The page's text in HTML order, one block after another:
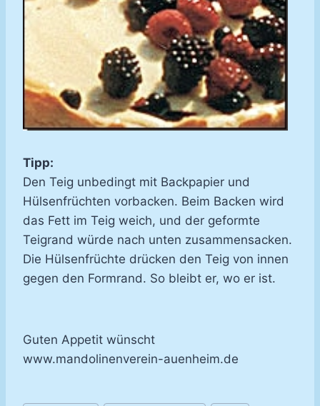
Tipp:
Den Teig unbedingt mit Backpapier und
Hülsenfrüchten vorbacken. Beim Backen wird
das Fett im Teig weich, und der geformte
Teigrand würde nach unten zusammensacken.
Die Hülsenfrüchte drücken den Teig von innen
gegen den Formrand. So bleibt er, wo er ist.
Guten Appetit wünscht
www.mandolinenverein-auenheim.de